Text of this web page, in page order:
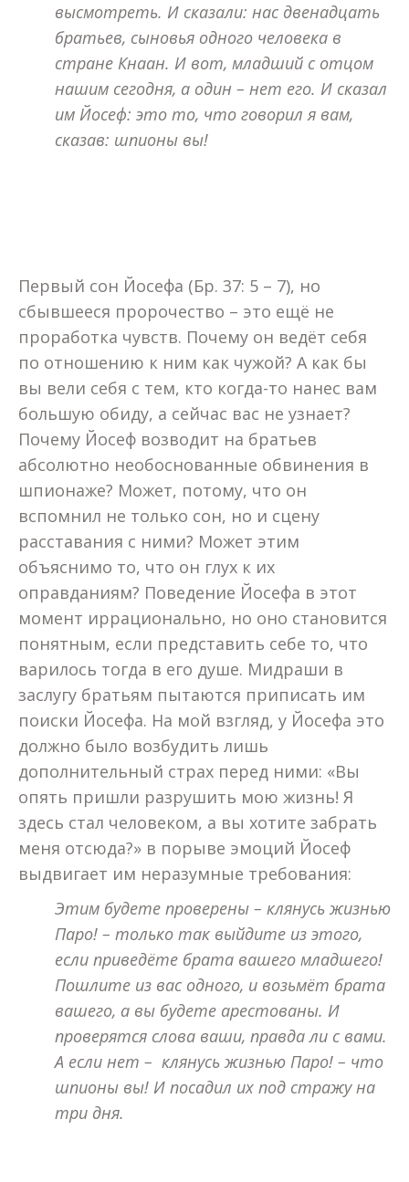
высмотреть. И сказали: нас двенадцать
братьев, сыновья одного человека в
стране Кнаан. И вот, младший с отцом
нашим сегодня, а один – нет его. И сказал
им Йосеф: это то, что говорил я вам,
сказав: шпионы вы!
Первый сон Йосефа (Бр. 37: 5 – 7), но
сбывшееся пророчество – это ещё не
проработка чувств. Почему он ведёт себя
по отношению к ним как чужой? А как бы
вы вели себя с тем, кто когда-то нанес вам
большую обиду, а сейчас вас не узнает?
Почему Йосеф возводит на братьев
абсолютно необоснованные обвинения в
шпионаже? Может, потому, что он
вспомнил не только сон, но и сцену
расставания с ними? Может этим
объяснимо то, что он глух к их
оправданиям? Поведение Йосефа в этот
момент иррационально, но оно становится
понятным, если представить себе то, что
варилось тогда в его душе. Мидраши в
заслугу братьям пытаются приписать им
поиски Йосефа. На мой взгляд, у Йосефа это
должно было возбудить лишь
дополнительный страх перед ними: «Вы
опять пришли разрушить мою жизнь! Я
здесь стал человеком, а вы хотите забрать
меня отсюда?» в порыве эмоций Йосеф
выдвигает им неразумные требования:
Этим будете проверены – клянусь жизнью
Паро! – только так выйдите из этого,
если приведёте брата вашего младшего!
Пошлите из вас одного, и возьмёт брата
вашего, а вы будете арестованы. И
проверятся слова ваши, правда ли с вами.
А если нет – клянусь жизнью Паро! – что
шпионы вы! И посадил их под стражу на
три дня.